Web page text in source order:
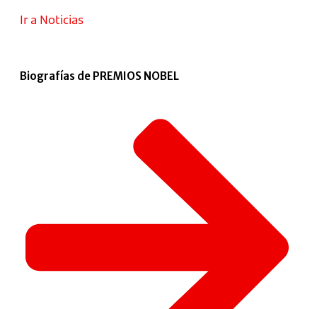
Ir a Noticias
Biografías de PREMIOS NOBEL